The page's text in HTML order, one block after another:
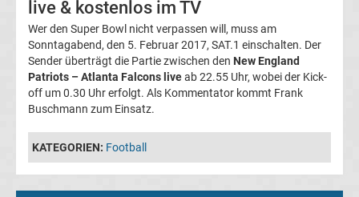
League
Erg.
Conference
League
live & kostenlos im TV
Wer den Super Bowl nicht verpassen will, muss am
Sonntagabend, den 5. Februar 2017, SAT.1 einschalten. Der
Sender überträgt die Partie zwischen den New England
Patriots – Atlanta Falcons liveab 22.55 Uhr, wobei der Kick-
off um 0.30 Uhr erfolgt. Als Kommentator kommt Frank
Buschmann zum Einsatz.
KATEGORIEN: Football